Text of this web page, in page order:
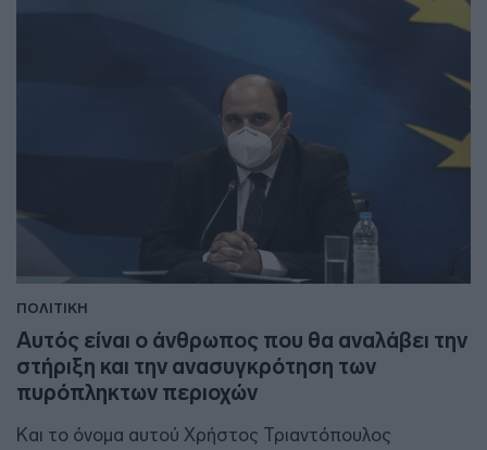
ΠΟΛΙΤΙΚΗ
Αυτός είναι ο άνθρωπος που θα αναλάβει την
στήριξη και την ανασυγκρότηση των
πυρόπληκτων περιοχών
Και το όνομα αυτού Χρήστος Τριαντόπουλος